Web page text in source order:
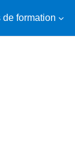
de formation